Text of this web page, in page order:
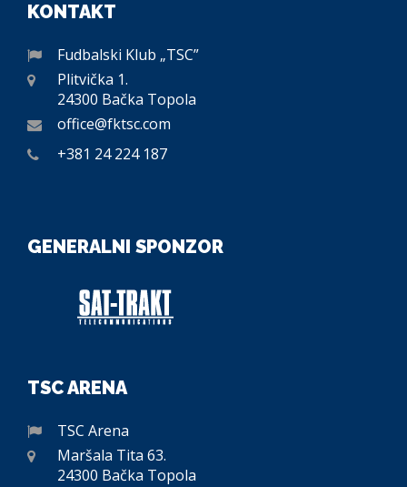
KONTAKT
Fudbalski Klub „TSC”
Plitvička 1.
24300 Bačka Topola
office@fktsc.com
+381 24 224 187
GENERALNI SPONZOR
TSC ARENA
TSC Arena
Maršala Tita 63.
24300 Bačka Topola